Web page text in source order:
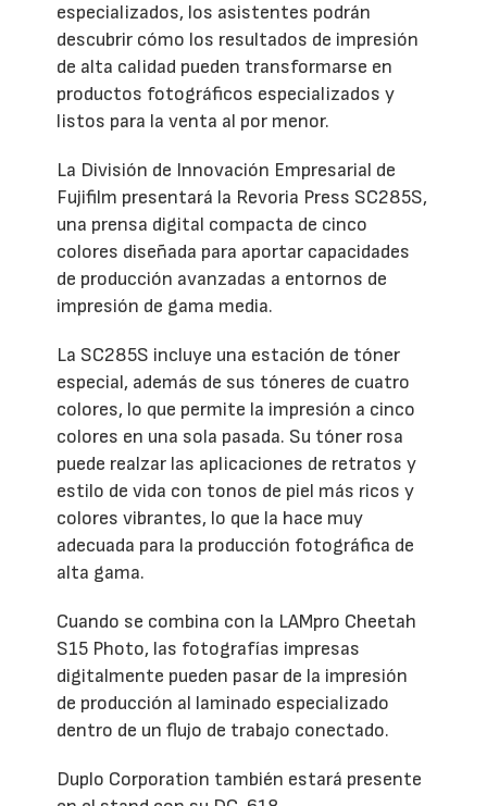
especializados, los asistentes podrán
descubrir cómo los resultados de impresión
de alta calidad pueden transformarse en
productos fotográficos especializados y
listos para la venta al por menor.
La División de Innovación Empresarial de
Fujifilm presentará la Revoria Press SC285S,
una prensa digital compacta de cinco
colores diseñada para aportar capacidades
de producción avanzadas a entornos de
impresión de gama media.
La SC285S incluye una estación de tóner
especial, además de sus tóneres de cuatro
colores, lo que permite la impresión a cinco
colores en una sola pasada. Su tóner rosa
puede realzar las aplicaciones de retratos y
estilo de vida con tonos de piel más ricos y
colores vibrantes, lo que la hace muy
adecuada para la producción fotográfica de
alta gama.
Cuando se combina con la LAMpro Cheetah
S15 Photo, las fotografías impresas
digitalmente pueden pasar de la impresión
de producción al laminado especializado
dentro de un flujo de trabajo conectado.
Duplo Corporation también estará presente